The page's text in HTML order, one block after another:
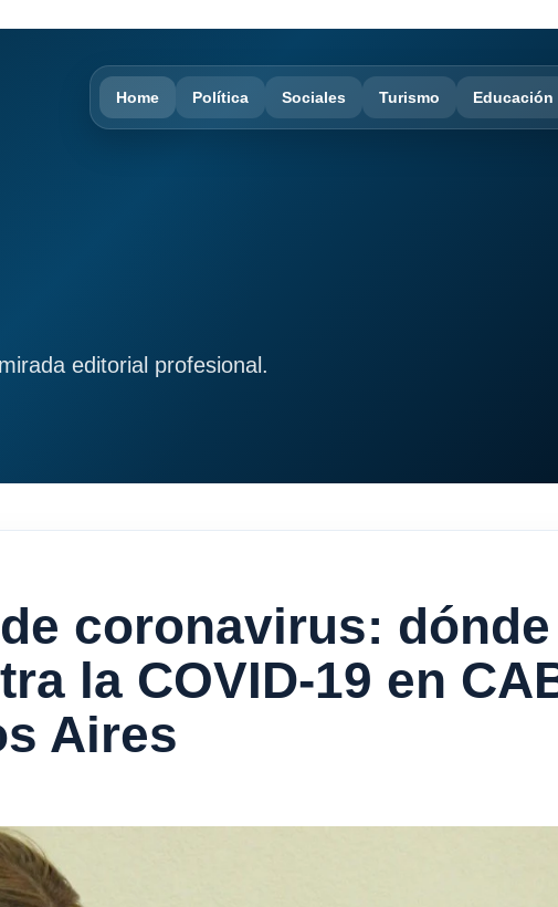
Home Política Sociales Turismo Educación
editorial profesional.
coronavirus: dónde
la COVID-19 en
Aires